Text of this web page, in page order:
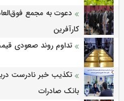
دعوت به مجمع
کارآفرین
تداوم روند صعودی
تکذیب خبر نادرست
بانک صادرات